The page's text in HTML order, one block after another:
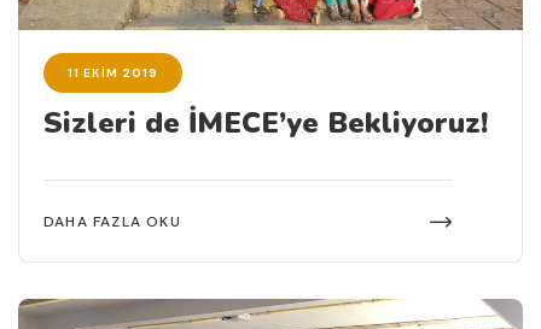
11 EKIM 2019
Sizleri de İMECE’ye Bekliyoruz!
DAHA FAZLA OKU